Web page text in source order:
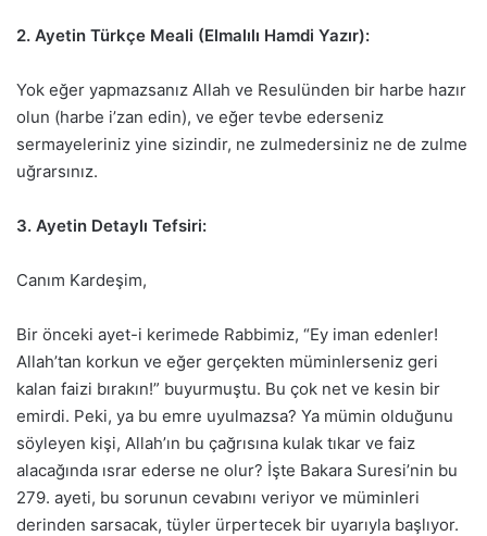
2. Ayetin Türkçe Meali (Elmalılı Hamdi Yazır):
Yok eğer yapmazsanız Allah ve Resulünden bir harbe hazır
olun (harbe i’zan edin), ve eğer tevbe ederseniz
sermayeleriniz yine sizindir, ne zulmedersiniz ne de zulme
uğrarsınız.
3. Ayetin Detaylı Tefsiri:
Canım Kardeşim,
Bir önceki ayet-i kerimede Rabbimiz, “Ey iman edenler!
Allah’tan korkun ve eğer gerçekten müminlerseniz geri
kalan faizi bırakın!” buyurmuştu. Bu çok net ve kesin bir
emirdi. Peki, ya bu emre uyulmazsa? Ya mümin olduğunu
söyleyen kişi, Allah’ın bu çağrısına kulak tıkar ve faiz
alacağında ısrar ederse ne olur? İşte Bakara Suresi’nin bu
279. ayeti, bu sorunun cevabını veriyor ve müminleri
derinden sarsacak, tüyler ürpertecek bir uyarıyla başlıyor.